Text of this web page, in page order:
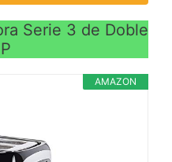
Serie 3 de Doble
AMAZON